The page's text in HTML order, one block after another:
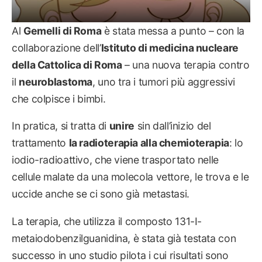
Al Gemelli di Romaè stata messa a punto – con la
collaborazione dell’Istituto di medicina nucleare
della Cattolica di Roma– una nuova terapia contro
il neuroblastoma, uno tra i tumori più aggressivi
che colpisce i bimbi.
In pratica, si tratta di unire sin dall’inizio del
trattamento la radioterapia alla chemioterapia: lo
iodio-radioattivo, che viene trasportato nelle
cellule malate da una molecola vettore, le trova e le
uccide anche se ci sono già metastasi.
La terapia, che utilizza il composto 131-I-
metaiodobenzilguanidina, è stata già testata con
successo in uno studio pilota i cui risultati sono